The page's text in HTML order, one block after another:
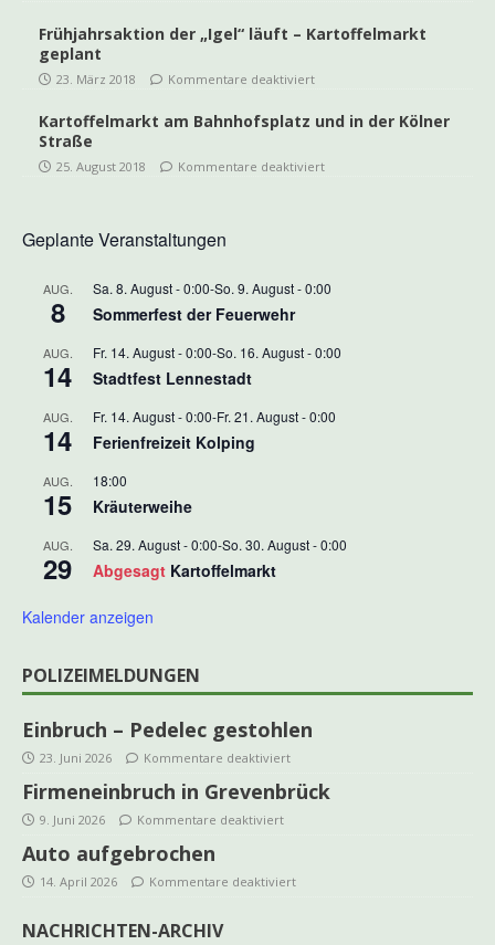
Frühjahrsaktion der „Igel“ läuft – Kartoffelmarkt
geplant
23. März 2018 Kommentare deaktiviert
Kartoffelmarkt am Bahnhofsplatz und in der Kölner
Straße
25. August 2018 Kommentare deaktiviert
Geplante Veranstaltungen
AUG.
8
Sa. 8. August - 0:00-So. 9. August - 0:00
Sommerfest der Feuerwehr
AUG.
14
Fr. 14. August - 0:00-So. 16. August - 0:00
Stadtfest Lennestadt
AUG.
14
Fr. 14. August - 0:00-Fr. 21. August - 0:00
Ferienfreizeit Kolping
AUG.
15
18:00
Kräuterweihe
AUG.
29
Sa. 29. August - 0:00-So. 30. August - 0:00
Abgesagt Kartoffelmarkt
Kalender anzeigen
POLIZEIMELDUNGEN
Einbruch – Pedelec gestohlen
23. Juni 2026 Kommentare deaktiviert
Firmeneinbruch in Grevenbrück
9. Juni 2026 Kommentare deaktiviert
Auto aufgebrochen
14. April 2026 Kommentare deaktiviert
NACHRICHTEN-ARCHIV